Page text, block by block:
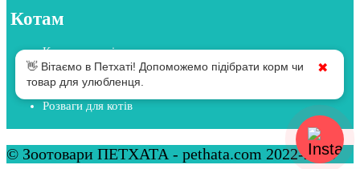
Котам
Корм для котів
Ветеринарні препарати для котів
Гігієна для котів
Прогулянки та дозвілля котів
Розваги для котів
© Зоотовари ПЕТХАТА - pethata.com 2022-2026
👋 Вітаємо в Петхаті! Допоможемо підібрати корм чи
товар для улюбленця.
✖